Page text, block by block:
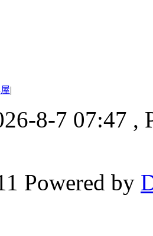
|
8-7 07:47 ,
Powered by